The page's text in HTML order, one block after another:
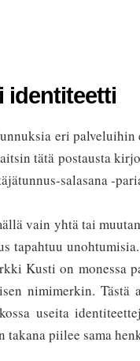
identiteetti
eri palveluihin
tätä postausta
salasana -
vain yhtä tai
tapahtuu
Kusti on monessa
nimimerkin. Tästä
useita
takana piilee sama